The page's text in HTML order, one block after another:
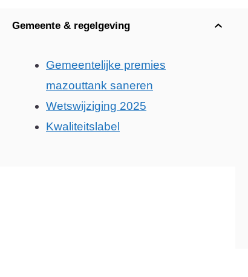
Gemeente & regelgeving
Gemeentelijke premies
mazouttank saneren
Wetswijziging 2025
Kwaliteitslabel